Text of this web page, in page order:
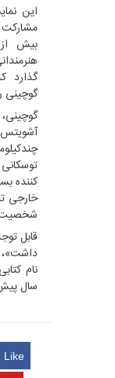
این
مشارکت
گوچینی
کننده
خارجی
شخصیت
قابل
داشت»،
نام
سال
Like